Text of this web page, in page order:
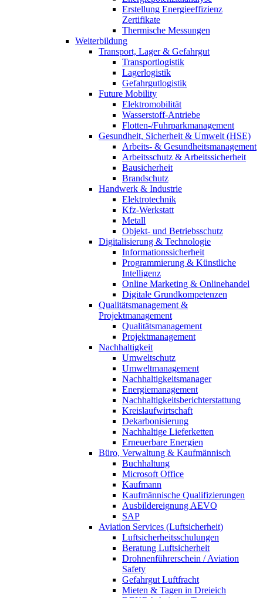
Erstellung Energieeffizienz
Zertifikate
Thermische Messungen
Weiterbildung
Transport, Lager & Gefahrgut
Transportlogistik
Lagerlogistik
Gefahrgutlogistik
Future Mobility
Elektromobilität
Wasserstoff-Antriebe
Flotten-/Fuhrparkmanagement
Gesundheit, Sicherheit & Umwelt (HSE)
Arbeits- & Gesundheitsmanagement
Arbeitsschutz & Arbeitssicherheit
Bausicherheit
Brandschutz
Handwerk & Industrie
Elektrotechnik
Kfz-Werkstatt
Metall
Objekt- und Betriebsschutz
Digitalisierung & Technologie
Informationssicherheit
Programmierung & Künstliche
Intelligenz
Online Marketing & Onlinehandel
Digitale Grundkompetenzen
Qualitätsmanagement &
Projektmanagement
Qualitätsmanagement
Projektmanagement
Nachhaltigkeit
Umweltschutz
Umweltmanagement
Nachhaltigkeitsmanager
Energiemanagement
Nachhaltigkeitsberichterstattung
Kreislaufwirtschaft
Dekarbonisierung
Nachhaltige Lieferketten
Erneuerbare Energien
Büro, Verwaltung & Kaufmännisch
Buchhaltung
Microsoft Office
Kaufmann
Kaufmännische Qualifizierungen
Ausbildereignung AEVO
SAP
Aviation Services (Luftsicherheit)
Luftsicherheitsschulungen
Beratung Luftsicherheit
Drohnenführerschein / Aviation
Safety
Gefahrgut Luftfracht
Mieten & Tagen in Dreieich